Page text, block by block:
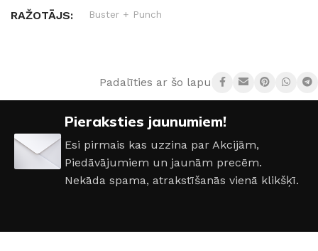
RAŽOTĀJS Buster + Punch
MATERIĀLS Plastmasa
Padalīties ar šo lapu:
Pieraksties jaunumiem!
Esi pirmais kas uzzina par Akcijām,
Piedāvājumiem un jaunām precēm.
Nekāda spama, atrakstīšanās vienā klikšķī.